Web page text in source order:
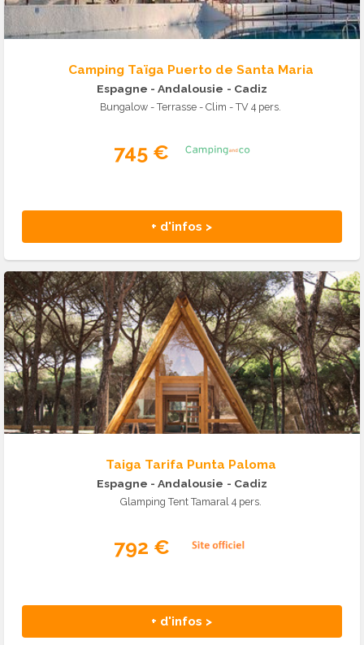
Camping Taïga Puerto de Santa Maria
Espagne - Andalousie - Cadiz
Bungalow - Terrasse - Clim - TV 4 pers.
745 €
+ d'infos >
Taiga Tarifa Punta Paloma
Espagne - Andalousie - Cadiz
Glamping Tent Tamaral 4 pers.
792 €
+ d'infos >